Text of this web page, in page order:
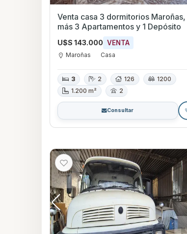
Venta casa 3 dormitorios Maroñas,
más 3 Apartamentos y 1 Depósito
U$S 143.000 VENTA
Maroñas Casa
3 2 126
1200
1.200 m²
2
Consultar